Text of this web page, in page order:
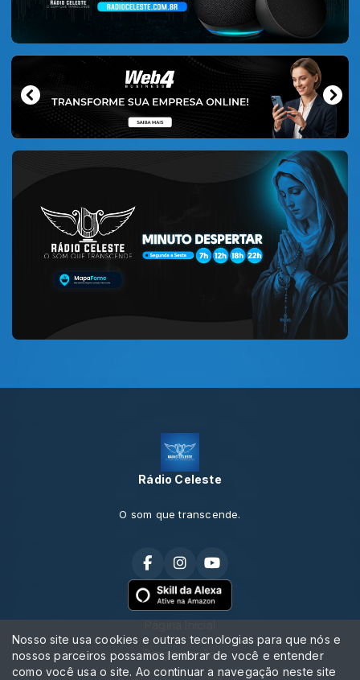
Rádio Celeste
O som que transcende.
Programação
Nosso site usa cookies e outras tecnologias para que nós e
nossos parceiros possamos lembrar de você e entender
como você usa o site. Ao continuar a navegação neste site